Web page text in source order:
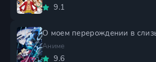
9.1
О моем перерождении в
Аниме
9.6